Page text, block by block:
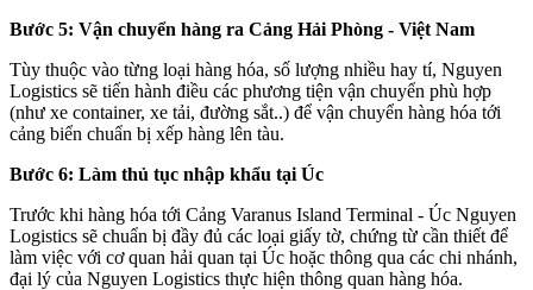
Bước 5: Vận chuyển hàng ra Cảng Hải Phòng - Việt Nam
Tùy thuộc vào từng loại hàng hóa, số lượng nhiều hay tí, Nguyen
Logistics sẽ tiến hành điều các phương tiện vận chuyển phù hợp
(như xe container, xe tải, đường sắt..) để vận chuyển hàng hóa tới
cảng biển chuẩn bị xếp hàng lên tàu.
Bước 6: Làm thủ tục nhập khẩu tại Úc
Trước khi hàng hóa tới Cảng Varanus Island Terminal - Úc Nguyen
Logistics sẽ chuẩn bị đầy đủ các loại giấy tờ, chứng từ cần thiết để
làm việc với cơ quan hải quan tại Úc hoặc thông qua các chi nhánh,
đại lý của Nguyen Logistics thực hiện thông quan hàng hóa.